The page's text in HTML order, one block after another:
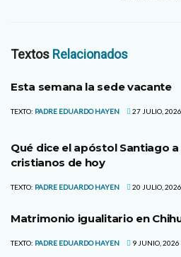
Textos Relacionados
Esta semana la sede vacante
TEXTO: PADRE EDUARDO HAYEN 27 JULIO, 2026
Qué dice el apóstol Santiago a
cristianos de hoy
TEXTO: PADRE EDUARDO HAYEN 20 JULIO, 2026
Matrimonio igualitario en
TEXTO: PADRE EDUARDO HAYEN 9 JUNIO, 2026